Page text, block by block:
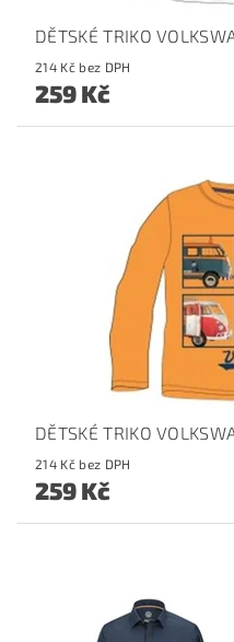
DĚTSKÉ TRIKO
214 Kč bez DPH
259 Kč
DĚTSKÉ TRIKO
214 Kč bez DPH
259 Kč